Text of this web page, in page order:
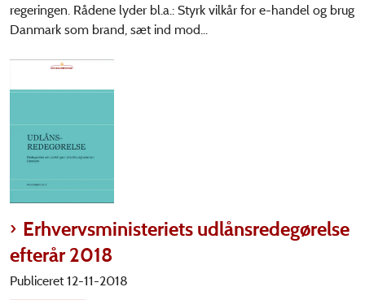
regeringen. Rådene lyder bl.a.: Styrk vilkår for e-handel og brug
Danmark som brand, sæt ind mod...
Erhvervsministeriets udlånsredegørelse
efterår 2018
Publiceret 12-11-2018